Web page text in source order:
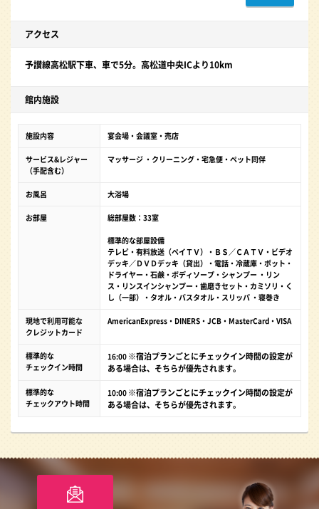
アクセス
予讃線高松駅下車、車で5分。高松道中央ICより10km
館内施設
施設内容 宴会場・会議室・売店
サービス&レジャー
（手配含む）
マッサージ ・クリーニング・宅急便・ペット同伴
お風呂 大浴場
お部屋 総部屋数：33室
標準的な部屋設備
テレビ・有料放送（ペイＴＶ）・ＢＳ／ＣＡＴＶ・ビデオ
デッキ／ＤＶＤデッキ（貸出）・電話・冷蔵庫・ポット・
ドライヤー・石鹸・ボディソープ・シャンプー ・リン
ス・リンスインシャンプー・歯磨きセット・カミソリ・く
し（一部）・タオル・バスタオル・スリッパ ・寝巻き
現地で利用可能な
クレジットカード
AmericanExpress・DINERS・JCB・MasterCard・VISA
標準的な
チェックイン時間
16:00 ※宿泊プランごとにチェックイン時間の設定が
ある場合は、そちらが優先されます。
標準的な
チェックアウト時間
10:00 ※宿泊プランごとにチェックイン時間の設定が
ある場合は、そちらが優先されます。